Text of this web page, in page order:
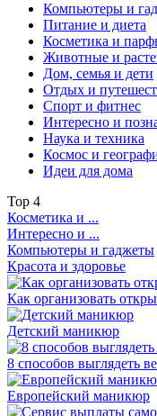
Компьютеры и
Питание и диета
Косметика и
Животные и
Дом, семья и дети
Отдых и
Спорт и фитнес
Интересно и
Наука и техника
Космос и
Идеи для дома
Top 4
Косметика и ...
Интересно и ...
Компьютеры и гаджеты
Красота и здоровье
Как организовать
Детский маникюр
8 способов выглядеть
Европейский маникюр